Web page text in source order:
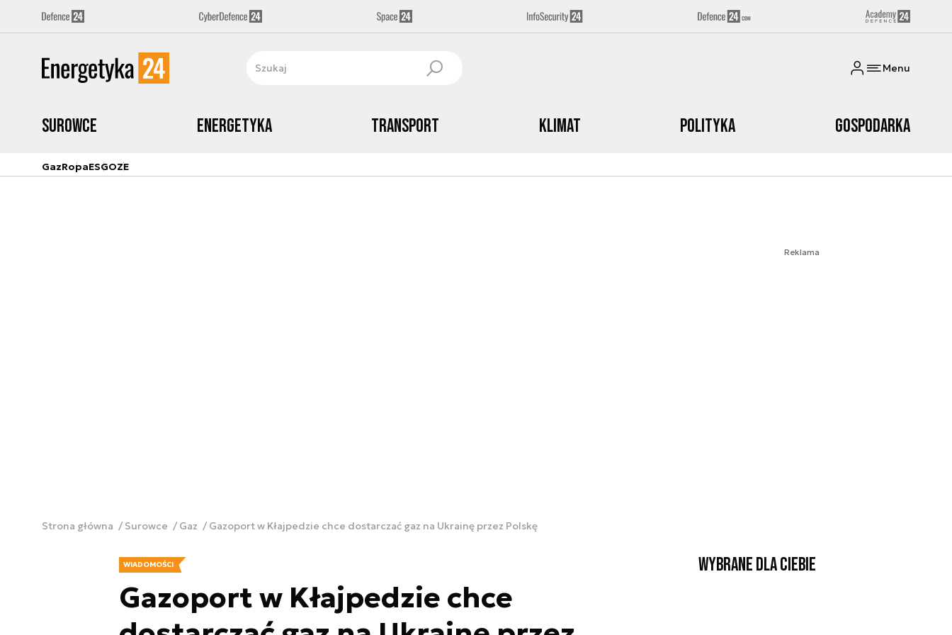
Menu
Surowce Energetyka Transport Klimat Polityka Gospodarka
GazRopaESGOZE
Reklama
Strona główna Surowce Gaz Gazoport w Kłajpedzie chce dostarczać gaz na Ukrainę przez Polskę
WIADOMOŚCI
Gazoport w Kłajpedzie chce
Wybrane dla Ciebie